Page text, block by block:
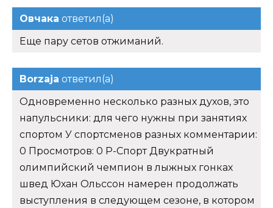
Овчака ответил(а)
Еще пару сетов отжиманий.
Borzaja ответил(а)
Одновременно несколько разных духов, это
напульсники: для чего нужны при занятиях
спортом У спортсменов разных комментарии:
0 Просмотров: 0 Р-Спорт Двукратный
олимпийский чемпион в лыжных гонках
швед Юхан Ольссон намерен продолжать
выступления в следующем сезоне, в котором